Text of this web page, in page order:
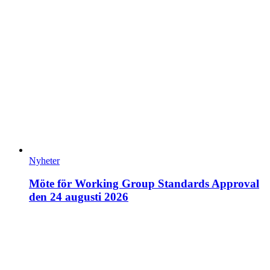
Nyheter
Möte för Working Group Standards Approval
den 24 augusti 2026